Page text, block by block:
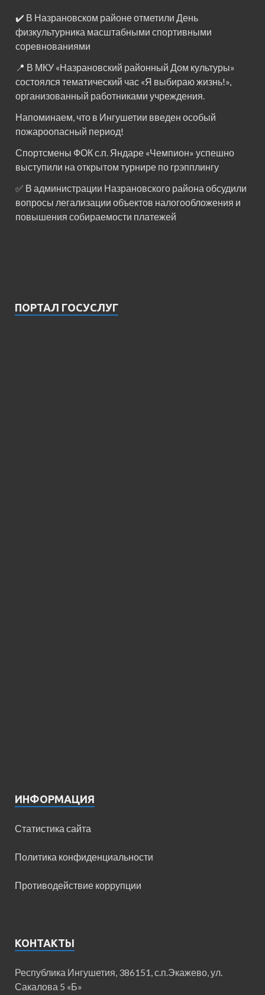
✔️ В Назрановском районе отметили День
физкультурника масштабными спортивными
соревнованиями
📍 В МКУ «Назрановский районный Дом культуры»
состоялся тематический час «Я выбираю жизнь!»,
организованный работниками учреждения.
Напоминаем, что в Ингушетии введен особый
пожароопасный период!⁣⁣⠀
Спортсмены ФОК с.п. Яндаре «Чемпион» успешно
выступили на открытом турнире по грэпплингу
✅ В администрации Назрановского района обсудили
вопросы легализации объектов налогообложения и
повышения собираемости платежей
ПОРТАЛ ГОСУСЛУГ
ИНФОРМАЦИЯ
Статистика сайта
Политика конфиденциальности
Противодействие коррупции
КОНТАКТЫ
Республика Ингушетия, 386151, с.п.Экажево, ул.
Сакалова 5 «Б»